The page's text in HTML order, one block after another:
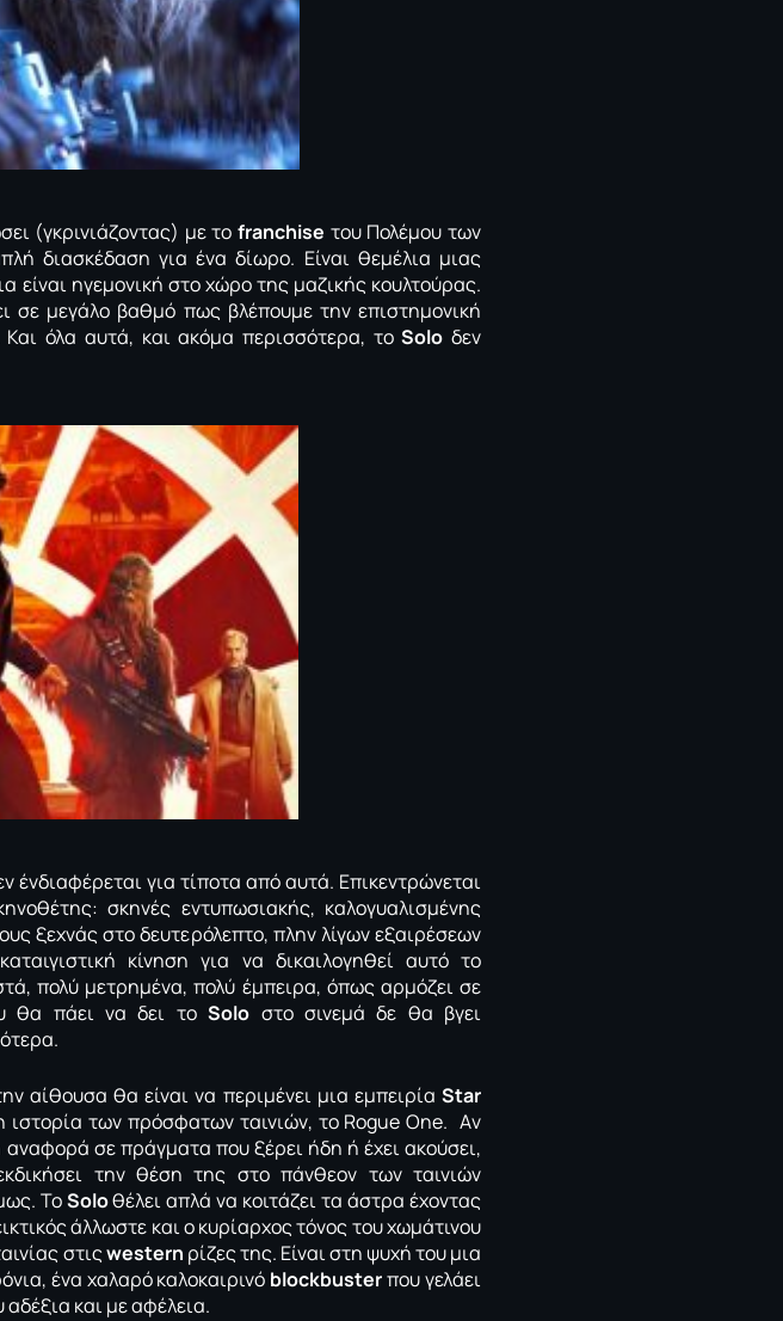
(γκρινιάζοντας) με τοfranchise του Πολέμου των
διασκέδαση για ένα δίωρο. Είναι θεμέλια μιας
είναι ηγεμονική στο χώρο της μαζικής κουλτούρας.
σε μεγάλο βαθμό πως βλέπουμε την επιστημονική
όλα αυτά, και ακόμα περισσότερα, τοSolo δεν
ένδιαφέρεται για τίποτα από αυτά. Επικεντρώνεται
σκηνές εντυπωσιακής, καλογυαλισμένης
ξεχνάς στο δευτερόλεπτο, πλην λίγων εξαιρέσεων
κίνηση για να δικαιλογηθεί αυτό το
πολύ μετρημένα, πολύ έμπειρα, όπως αρμόζει σε
θα πάει να δει τοSolo στο σινεμά δε θα βγει
αίθουσα θα είναι να περιμένει μια εμπειρία Star
των πρόσφατων ταινιών, το Rogue One. Aν
σε πράγματα που ξέρει ήδη ή έχει ακούσει,
την θέση της στο πάνθεον των ταινιών
ΤοSoloθέλει απλά να κοιτάζει τα άστρα έχοντας
άλλωστε και ο κυρίαρχος τόνος του χωμάτινου
στιςwestern ρίζες της. Είναι στη ψυχή του μια
ένα χαλαρό καλοκαιρινό blockbusterπου γελάει
αδέξια και με αφέλεια.